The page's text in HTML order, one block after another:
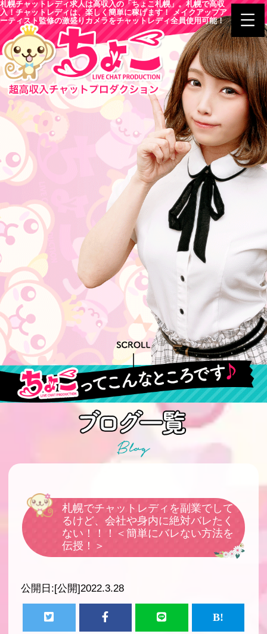
札幌チャットレディ求人は高収入の「ちょこ札幌」。札幌で高収
入！チャットレディは、楽しく簡単に稼げます！ メイクアップア
ーティスト監修の激盛りカメラをチャットレディ全員使用可能！
札幌でチャットレディを副業でして
るけど、会社や身内に絶対バレたく
ない！！！＜簡単にバレない方法を
伝授！＞
公開日:[公開]2022.3.28